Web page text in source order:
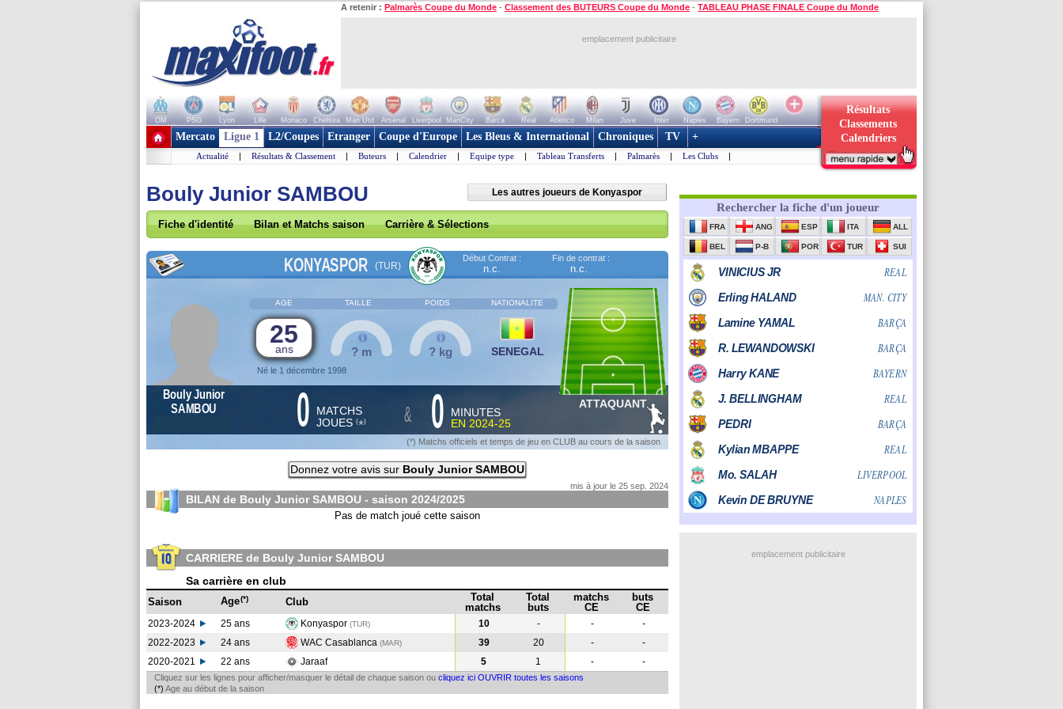
A retenir : Palmarès Coupe du Monde - Classement des BUTEURS Coupe du Monde - TABLEAU PHASE FINALE Coupe du Monde
emplacement publicitaire
OM PSG Lyon Lille Monaco Chelsea Man Utd Arsenal Liverpool ManCity Barca Real Atletico Milan Juve Inter Naples Bayern
Dortmund
+ de clubs
Résultats
Classements
Calendriers
Mercato Ligue 1 L2/Coupes Etranger Coupe d'Europe Les Bleus & International Chroniques TV +
Actualité | Résultats & Classement | Buteurs | Calendrier | Equipe type | Tableau Transferts | Palmarès | Les Clubs |
Bouly Junior SAMBOU Les autres joueurs de Konyaspor
Fiche d'identité Bilan et Matchs saison Carrière & Sélections
KONYASPOR (TUR)
Début Contrat :
n.c.
Fin de contrat :
n.c.
AGE TAILLE POIDS NATIONALITE
25
ans
Né le 1 décembre 1998
? m ? kg SENEGAL
Bouly Junior
SAMBOU
0 MATCHS
JOUES (*) & 0
MINUTES
EN 2024-25
ATTAQUANT
(*) Matchs officiels et temps de jeu en CLUB au cours de la saison
Donnez votre avis sur Bouly Junior SAMBOU
mis à jour le 25 sep. 2024
BILAN de Bouly Junior SAMBOU - saison 2024/2025
Pas de match joué cette saison
CARRIERE de Bouly Junior SAMBOU
Sa carrière en club
Saison Age(*) Club
Total
matchs
Total
buts
matchs
CE
buts
CE
2023-2024 25 ans Konyaspor (TUR) 10 - -
-
2022-2023
24 ans WAC Casablanca (MAR) 39 20 -
-
2020-2021
22 ans Jaraaf 5 1 - -
Cliquez sur les lignes pour afficher/masquer le détail de chaque saison ou cliquez ici OUVRIR toutes les saisons
(*) Age au début de la saison
emplacement publicitaire